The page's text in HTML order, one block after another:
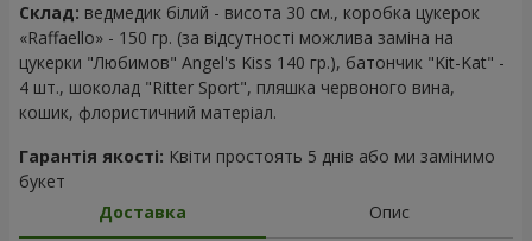
Склад: ведмедик білий - висота 30 см., коробка цукерок
«Raffaello» - 150 гр. (за відсутності можлива заміна на
цукерки "Любимов" Angel's Kiss 140 гр.), батончик "Kit-Kat" -
4 шт., шоколад "Ritter Sport", пляшка червоного вина,
кошик, флористичний матеріал.
Гарантія якості: Квіти простоять 5 днів або ми замінимо
букет
Доставка
Опис